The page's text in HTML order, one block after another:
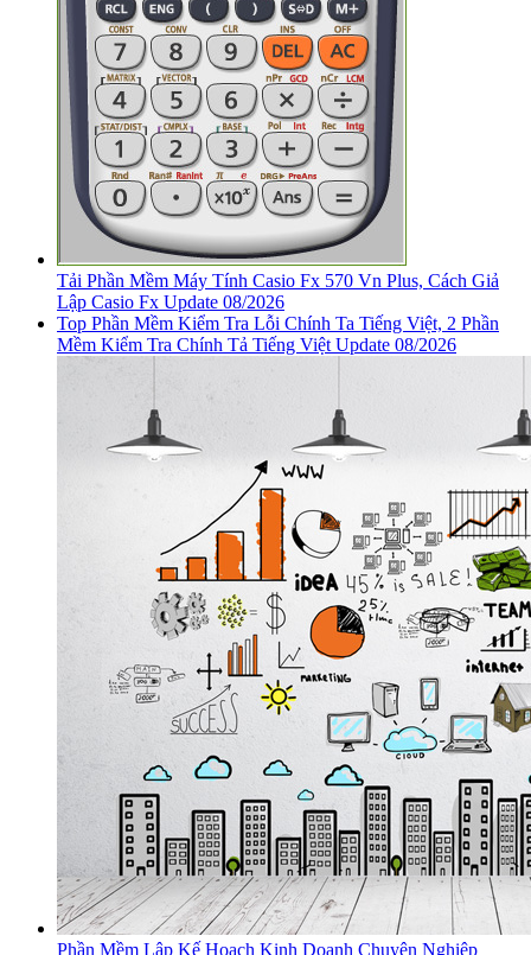
Tải Phần Mềm Máy Tính Casio Fx 570 Vn Plus, Cách Giả
Lập Casio Fx Update 08/2026
Top Phần Mềm Kiểm Tra Lỗi Chính Ta Tiếng Việt, 2 Phần
Mềm Kiểm Tra Chính Tả Tiếng Việt Update 08/2026
Phần Mềm Lập Kế Hoạch Kinh Doanh Chuyên Nghiệp